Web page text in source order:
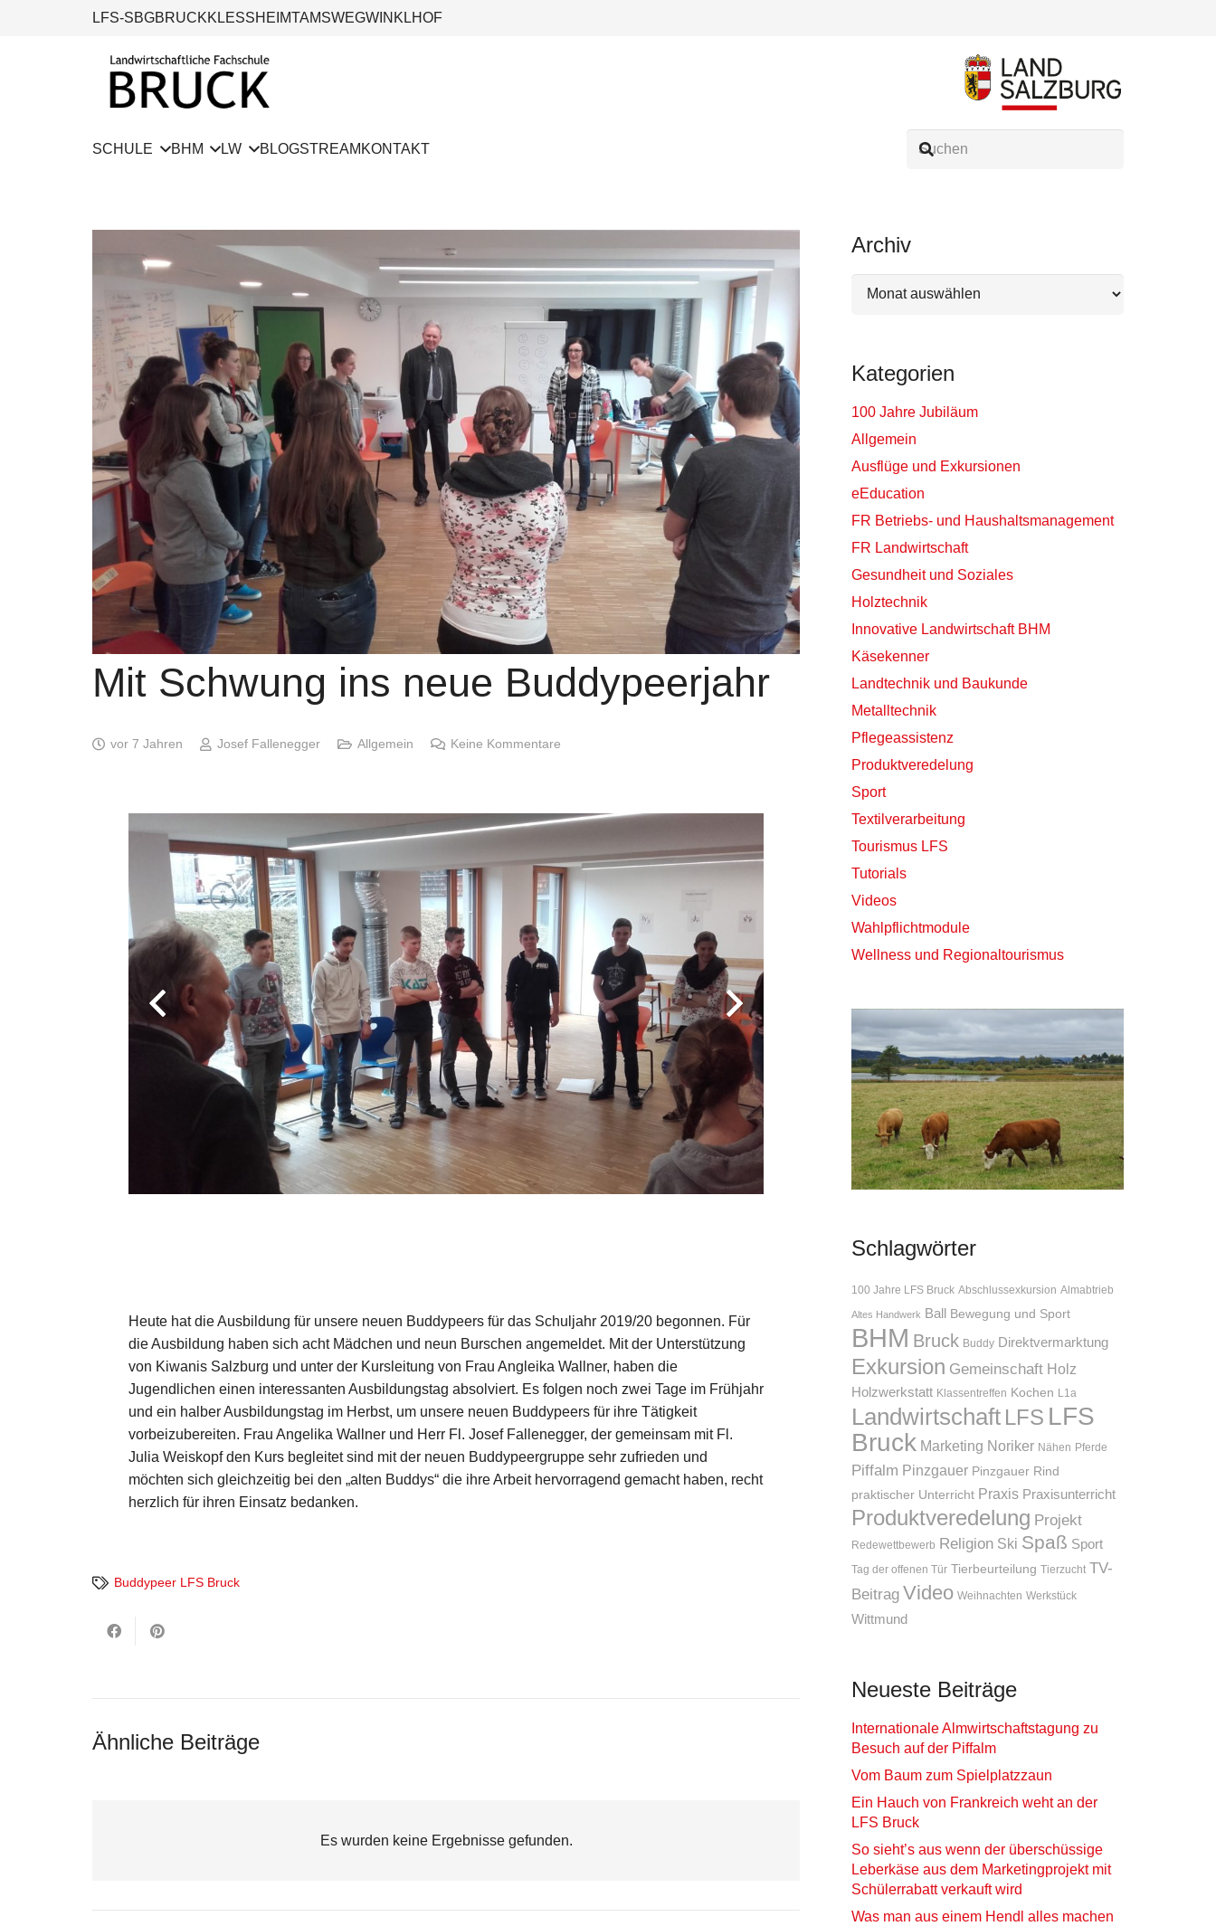
LFS-SBGBRUCKKLESSHEIMTAMSWEGWINKLHOF
SCHULE BHM LW BLOGSTREAM KONTAKT
Mit Schwung ins neue Buddypeerjahr
vor 7 Jahren Josef Fallenegger Allgemein Keine Kommentare
Heute hat die Ausbildung für unsere neuen Buddypeers für das Schuljahr 2019/20 begonnen. Für
die Ausbildung haben sich acht Mädchen und neun Burschen angemeldet. Mit der Unterstützung
von Kiwanis Salzburg und unter der Kursleitung von Frau Angleika Wallner, haben die
Jugendlichen einen interessanten Ausbildungstag absolviert. Es folgen noch zwei Tage im Frühjahr
und ein halber Ausbildungstag im Herbst, um unsere neuen Buddypeers für ihre Tätigkeit
vorbeizubereiten. Frau Angelika Wallner und Herr Fl. Josef Fallenegger, der gemeinsam mit Fl.
Julia Weiskopf den Kurs begleitet sind mit der neuen Buddypeergruppe sehr zufrieden und
möchten sich gleichzeitig bei den „alten Buddys“ die ihre Arbeit hervorragend gemacht haben, recht
herzlich für ihren Einsatz bedanken.
Buddypeer LFS Bruck
Ähnliche Beiträge
Es wurden keine Ergebnisse gefunden.
Archiv
Archiv
Kategorien
100 Jahre Jubiläum
Allgemein
Ausflüge und Exkursionen
eEducation
FR Betriebs- und Haushaltsmanagement
FR Landwirtschaft
Gesundheit und Soziales
Holztechnik
Innovative Landwirtschaft BHM
Käsekenner
Landtechnik und Baukunde
Metalltechnik
Pflegeassistenz
Produktveredelung
Sport
Textilverarbeitung
Tourismus LFS
Tutorials
Videos
Wahlpflichtmodule
Wellness und Regionaltourismus
Schlagwörter
100 Jahre LFS Bruck Abschlussexkursion Almabtrieb
Altes Handwerk Ball Bewegung und Sport
BHM Bruck Buddy Direktvermarktung
Exkursion Gemeinschaft Holz
Holzwerkstatt Klassentreffen Kochen L1a
Landwirtschaft LFS LFS
Bruck Marketing Noriker Nähen Pferde
Piffalm Pinzgauer Pinzgauer Rind
praktischer Unterricht Praxis Praxisunterricht
Produktveredelung Projekt
Redewettbewerb Religion Ski Spaß Sport
Tag der offenen Tür Tierbeurteilung Tierzucht TV-
Beitrag Video Weihnachten Werkstück
Wittmund
Neueste Beiträge
Internationale Almwirtschaftstagung zu
Besuch auf der Piffalm
Vom Baum zum Spielplatzzaun
Ein Hauch von Frankreich weht an der
LFS Bruck
So sieht’s aus wenn der überschüssige
Leberkäse aus dem Marketingprojekt mit
Schülerrabatt verkauft wird
Was man aus einem Hendl alles machen